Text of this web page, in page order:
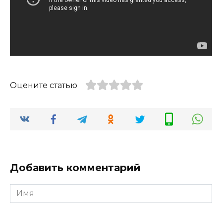
Оцените статью
Добавить комментарий
Имя
*